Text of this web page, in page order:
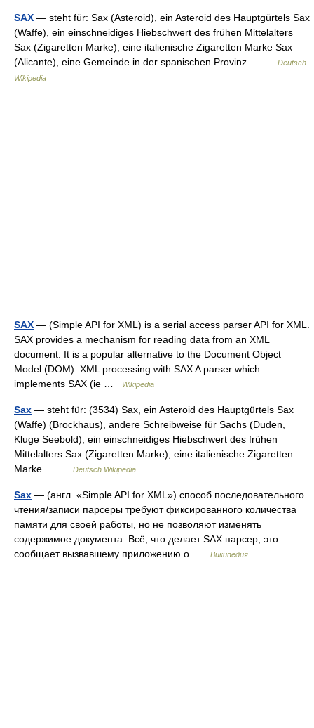
SAX — steht für: Sax (Asteroid), ein Asteroid des Hauptgürtels Sax
(Waffe), ein einschneidiges Hiebschwert des frühen Mittelalters
Sax (Zigaretten Marke), eine italienische Zigaretten Marke Sax
(Alicante), eine Gemeinde in der spanischen Provinz… …
Deutsch
Wikipedia
SAX — (Simple API for XML) is a serial access parser API for XML.
SAX provides a mechanism for reading data from an XML
document. It is a popular alternative to the Document Object
Model (DOM). XML processing with SAX A parser which
implements SAX (ie …
Wikipedia
Sax — steht für: (3534) Sax, ein Asteroid des Hauptgürtels Sax
(Waffe) (Brockhaus), andere Schreibweise für Sachs (Duden,
Kluge Seebold), ein einschneidiges Hiebschwert des frühen
Mittelalters Sax (Zigaretten Marke), eine italienische Zigaretten
Marke… …
Deutsch Wikipedia
Sax — (англ. «Simple API for XML») способ последовательного
чтения/записи парсеры требуют фиксированного количества
памяти для своей работы, но не позволяют изменять
содержимое документа. Всё, что делает SAX парсер, это
сообщает вызвавшему приложению о …
Википедия